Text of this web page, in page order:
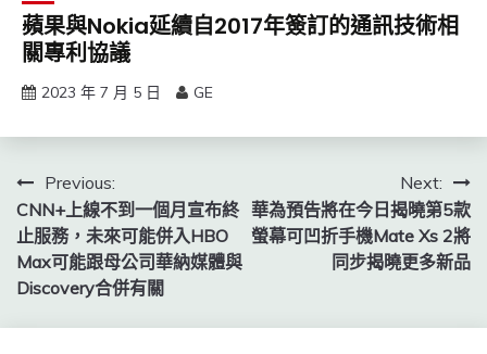
蘋果與Nokia延續自2017年簽訂的通訊技術相
關專利協議
2023 年 7 月 5 日 GE
文
章
導
覽
Previous:
CNN+上線不到一個月宣布終
止服務，未來可能併入HBO
Max可能跟母公司華納媒體與
Discovery合併有關
Next:
華為預告將在今日揭曉第5款
螢幕可凹折手機Mate Xs 2將
同步揭曉更多新品